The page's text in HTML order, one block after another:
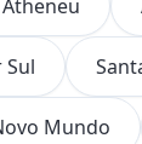
Sul
Mundo